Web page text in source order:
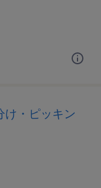
け・ピッキン